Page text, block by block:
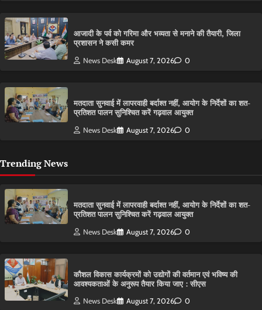
आजादी के पर्व को गरिमा और भव्यता से मनाने की तैयारी, जिला
प्रशासन ने कसी कमर
News Desk August 7, 2026 0
मतदाता सुनवाई में लापरवाही बर्दाश्त नहीं, आयोग के निर्देशों का शत-
प्रतिशत पालन सुनिश्चित करें गढ़वाल आयुक्त
News Desk August 7, 2026 0
Trending News
मतदाता सुनवाई में लापरवाही बर्दाश्त नहीं, आयोग के निर्देशों का शत-
प्रतिशत पालन सुनिश्चित करें गढ़वाल आयुक्त
News Desk August 7, 2026 0
कौशल विकास कार्यक्रमों को उद्योगों की वर्तमान एवं भविष्य की
आवश्यकताओं के अनुरूप तैयार किया जाए : सीएस
News Desk August 7, 2026 0